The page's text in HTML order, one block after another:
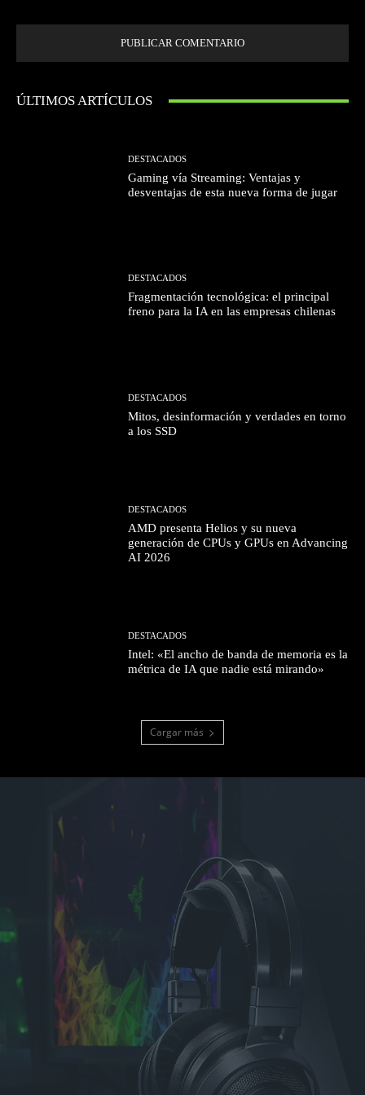
ÚLTIMOS ARTÍCULOS
DESTACADOS
Gaming vía Streaming: Ventajas y
desventajas de esta nueva forma de jugar
DESTACADOS
Fragmentación tecnológica: el principal
freno para la IA en las empresas chilenas
DESTACADOS
Mitos, desinformación y verdades en torno
a los SSD
DESTACADOS
AMD presenta Helios y su nueva
generación de CPUs y GPUs en Advancing
AI 2026
DESTACADOS
Intel: «El ancho de banda de memoria es la
métrica de IA que nadie está mirando»
Cargar más